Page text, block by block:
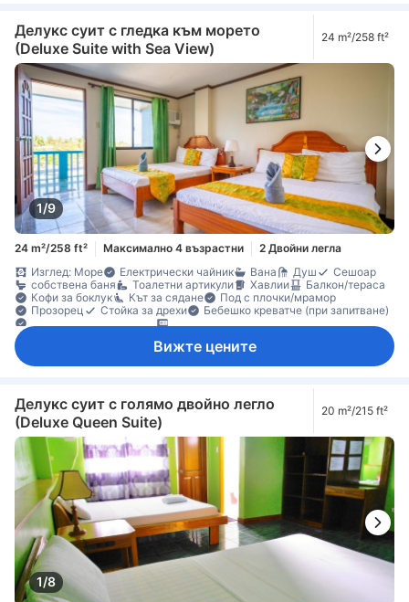
Делукс суит с гледка към морето
(Deluxe Suite with Sea View)
24 m²/258 ft²
1/9
24 m²/258 ft² Максимално 4 възрастни
2 Двойни легла
Изглед: Море
Електрически чайник Вана Душ
Сешоар
собствена баня
Тоалетни артикули Хавлии
Балкон/тераса
Кофи за боклук
Кът за сядане
Под с плочки/мрамор
Прозорец
Стойка за дрехи
Бебешко креватче (при запитване)
Вижте цените
Делукс суит с голямо двойно легло
(Deluxe Queen Suite)
20 m²/215 ft²
1/8